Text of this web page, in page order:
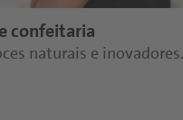
confeitaria
naturais e inovadores.